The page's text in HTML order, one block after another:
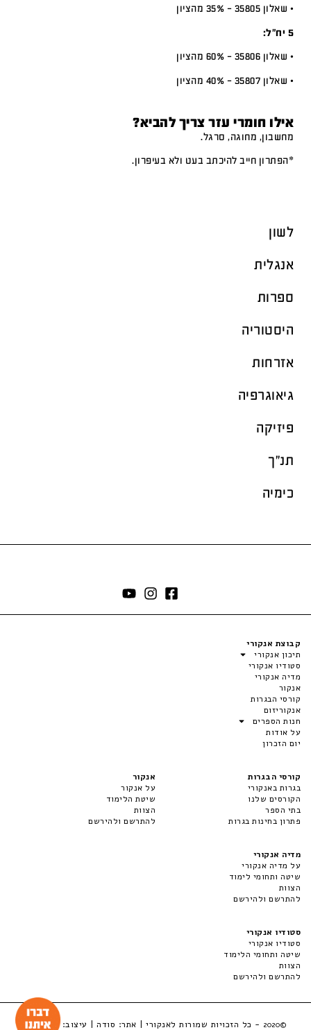
• שאלון 35805 – 35% מהציון
5 יח”ל:
• שאלון 35806 – 60% מהציון
• שאלון 35807 – 40% מהציון
אילו חומרי עזר צריך להביא?
מחשבון, מחוגה, סרגל.
*הפתרון חייב להיכתב בעט ולא בעיפרון.
לשון
אנגלית
ספרות
היסטוריה
אזרחות
גיאוגרפיה
פיזיקה
תנ"ך
כימיה
קבוצת אנקורי
תיכון אנקורי
סטודיו אנקורי
מדיה אנקורי
אנקור
קורסי הבגרות
אנקוריזום
חנות הספרים
על אודות
יום הזכרון
קורסי הבגרות
בגרות באנקורי
הקורסים שלנו
בתי הספר
פתרון בחינות בגרות
אנקור
על אנקור
שיטת הלימוד
הצוות
להתרשם ולהירשם
מדיה אנקורי
על מדיה אנקורי
שיטה ותחומי לימוד
הצוות
להתרשם ולהירשם
סטודיו אנקורי
סטודיו אנקורי
שיטה ותחומי הלימוד
הצוות
להתרשם ולהירשם
©2020 - כל הזכויות שמורות לאנקורי | אתר: סודה| עיצוב:LuckyBox